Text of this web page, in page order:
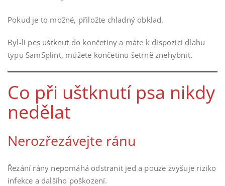
Pokud je to možné, přiložte chladný obklad.
Byl-li pes uštknut do končetiny a máte k dispozici dlahu
typu SamSplint, můžete končetinu šetrně znehybnit.
Co při uštknutí psa nikdy
nedělat
Nerozřezávejte ránu
Řezání rány nepomáhá odstranit jed a pouze zvyšuje riziko
infekce a dalšího poškození.